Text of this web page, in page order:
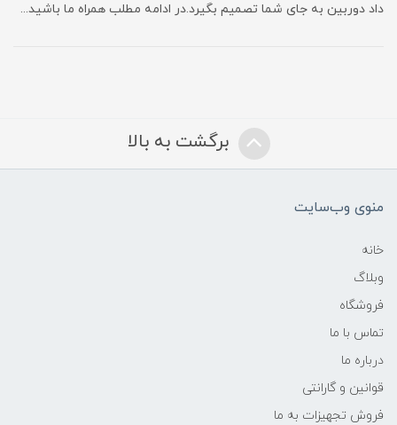
داد دوربین به جای شما تصمیم بگیرد.در ادامه مطلب همراه ما باشید...
برگشت به بالا
منوی وب‌سایت
خانه
وبلاگ
فروشگاه
تماس با ما
درباره ما
قوانین و گارانتی
فروش تجهیزات به ما